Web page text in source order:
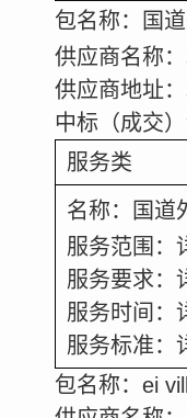
包名称：国
供应商名称
供应商地址
中标（成交）
服务类
名称：国道
服务范围：
服务要求：
服务时间：
服务标准：
包名称： ei